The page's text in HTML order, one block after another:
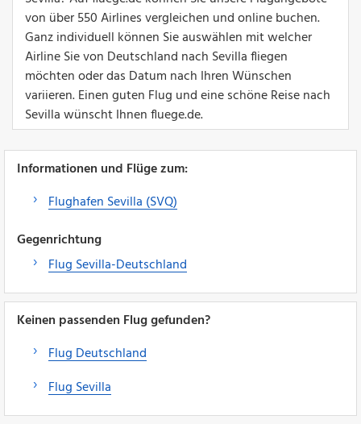
von über 550 Airlines vergleichen und online buchen.
Ganz individuell können Sie auswählen mit welcher
Airline Sie von Deutschland nach Sevilla fliegen
möchten oder das Datum nach Ihren Wünschen
variieren. Einen guten Flug und eine schöne Reise nach
Sevilla wünscht Ihnen fluege.de.
Informationen und Flüge zum:
Flughafen Sevilla (SVQ)
Gegenrichtung
Flug Sevilla-Deutschland
Keinen passenden Flug gefunden?
Flug Deutschland
Flug Sevilla